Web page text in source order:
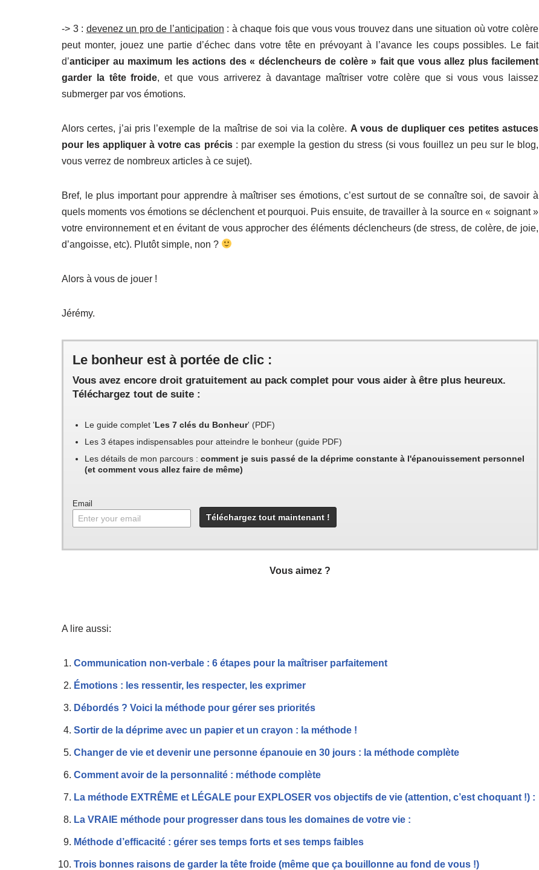
-> 3 : devenez un pro de l’anticipation : à chaque fois que vous vous trouvez dans une situation où votre colère
peut monter, jouez une partie d’échec dans votre tête en prévoyant à l’avance les coups possibles. Le fait
d’anticiper au maximum les actions des « déclencheurs de colère » fait que vous allez plus facilement
garder la tête froide, et que vous arriverez à davantage maîtriser votre colère que si vous vous laissez
submerger par vos émotions.
Alors certes, j’ai pris l’exemple de la maîtrise de soi via la colère. A vous de dupliquer ces petites astuces
pour les appliquer à votre cas précis: par exemple la gestion du stress (si vous fouillez un peu sur le blog,
vous verrez de nombreux articles à ce sujet).
Bref, le plus important pour apprendre à maîtriser ses émotions, c’est surtout de se connaître soi, de savoir à
quels moments vos émotions se déclenchent et pourquoi. Puis ensuite, de travailler à la source en « soignant »
votre environnement et en évitant de vous approcher des éléments déclencheurs (de stress, de colère, de joie,
d’angoisse, etc). Plutôt simple, non ?
Alors à vous de jouer !
Jérémy.
Le bonheur est à portée de clic :
Vous avez encore droit gratuitement au pack complet pour vous aider à être plus heureux.
Téléchargez tout de suite :
Le guide complet 'Les 7 clés du Bonheur' (PDF)
Les 3 étapes indispensables pour atteindre le bonheur (guide PDF)
Les détails de mon parcours : comment je suis passé de la déprime constante à l'épanouissement personnel
(et comment vous allez faire de même)
Email
Vous aimez ?
A lire aussi:
Communication non-verbale : 6 étapes pour la maîtriser parfaitement
Émotions : les ressentir, les respecter, les exprimer
Débordés ? Voici la méthode pour gérer ses priorités
Sortir de la déprime avec un papier et un crayon : la méthode !
Changer de vie et devenir une personne épanouie en 30 jours : la méthode complète
Comment avoir de la personnalité : méthode complète
La méthode EXTRÊME et LÉGALE pour EXPLOSER vos objectifs de vie (attention, c’est choquant !) :
La VRAIE méthode pour progresser dans tous les domaines de votre vie :
Méthode d’efficacité : gérer ses temps forts et ses temps faibles
Trois bonnes raisons de garder la tête froide (même que ça bouillonne au fond de vous !)